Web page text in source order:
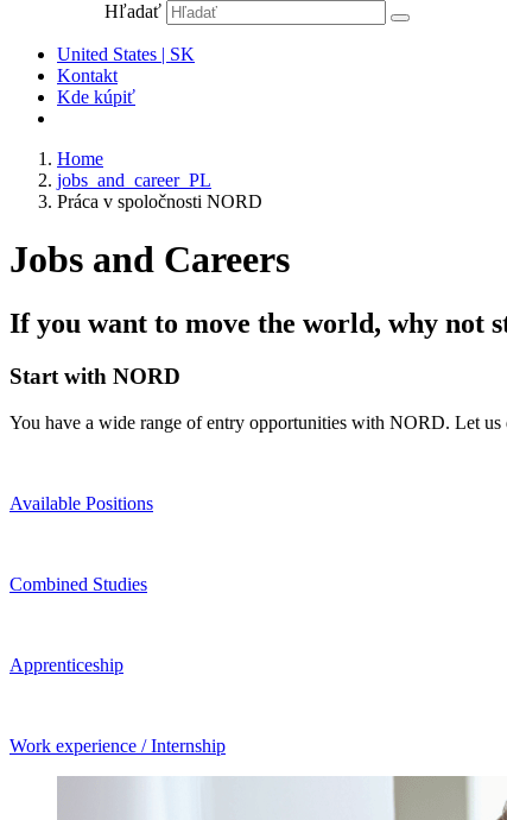
Hľadať
United States | SK
Kontakt
Kde kúpiť
Home
jobs_and_career_PL
Práca v spoločnosti NORD
Jobs and Careers
If you want to move the world, why not
Start with NORD
You have a wide range of entry opportunities with NORD. Let
Available Positions
Combined Studies
Apprenticeship
Work experience / Internship